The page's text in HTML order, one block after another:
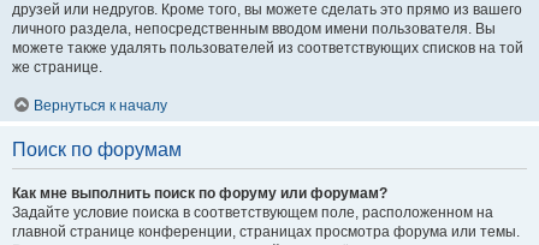
друзей или недругов. Кроме того, вы можете сделать это прямо из вашего
личного раздела, непосредственным вводом имени пользователя. Вы
можете также удалять пользователей из соответствующих списков на той
же странице.
Вернуться к началу
Поиск по форумам
Как мне выполнить поиск по форуму или форумам?
Задайте условие поиска в соответствующем поле, расположенном на
главной странице конференции, страницах просмотра форума или темы.